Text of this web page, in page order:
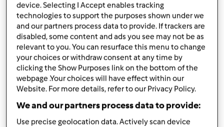
Góra strony
Zaloguj lub zarejestruj sięaby dodawać
komentarze
Hanna Gręda Dołączył : 24.08.2012
device. Selecting I Accept enables tracking
technologies to support the purposes shown under we
and our partners process data to provide. If trackers are
disabled, some content and ads you see may not be as
relevant to you. You can resurface this menu to change
your choices or withdraw consent at any time by
clicking the Show Purposes link on the bottom of the
webpage .Your choices will have effect within our
Website. For more details, refer to our Privacy Policy.
We and our partners process data to provide:
Use precise geolocation data. Actively scan device